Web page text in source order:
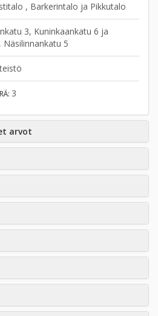
, Barkerintalo ja Pikkutalo
3, Kuninkaankatu 6 ja
Näsilinnankatu 5
3
arvot